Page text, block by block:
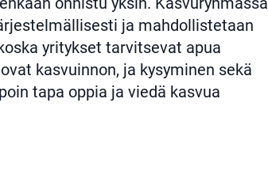
ja mahdollistetaan
yritykset tarvitsevat apua
kasvuinnon, ja kysyminen sekä
tapa oppia ja viedä kasvua